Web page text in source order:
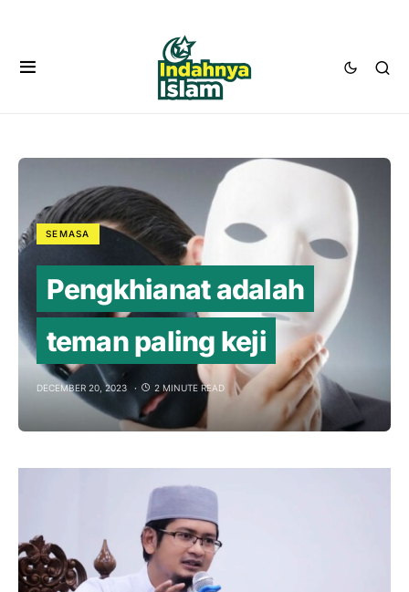
SEMASA
Pengkhianat adalah
teman paling keji
DECEMBER 20, 2023 2 MINUTE READ